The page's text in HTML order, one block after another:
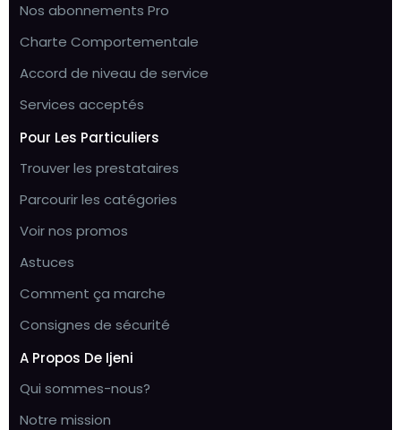
Nos abonnements Pro
Charte Comportementale
Accord de niveau de service
Services acceptés
Pour Les Particuliers
Trouver les prestataires
Parcourir les catégories
Voir nos promos
Astuces
Comment ça marche
Consignes de sécurité
A Propos De Ijeni
Qui sommes-nous?
Notre mission